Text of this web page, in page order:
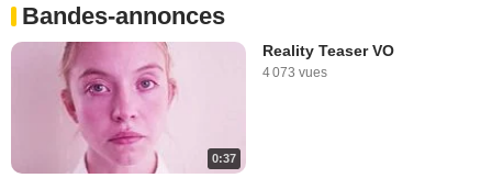
Bandes-annonces
0:37
Reality Teaser VO
4 073 vues